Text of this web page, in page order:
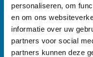
personaliseren, om
en om ons
informatie over uw
partners voor social
partners kunnen deze
59,- per jaar.
Kennismaken